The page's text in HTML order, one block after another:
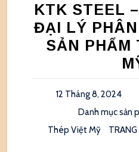
KTK STEEL
ĐẠI LÝ
SẢN PHẨM
12 Tháng 8, 2024
Danh mục sản
Thép Việt Mỹ
TRANG